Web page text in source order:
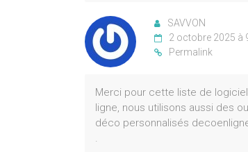
SAVVON
2 octobre 2025 à
Permalink
Merci pour cette liste de
ligne, nous utilisons aussi des
déco personnalisés
.